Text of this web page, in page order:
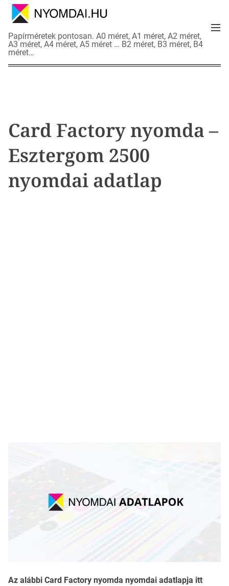
N
y
o
m
d
a
Papírméretek pontosan. A0 méret, A1 méret, A2 méret,
A3 méret, A4 méret, A5 méret … B2 méret, B3 méret, B4
méret…
M
Card Factory nyomda –
Esztergom 2500
nyomdai adatlap
Az alábbi Card Factory nyomda nyomdai adatlapja itt